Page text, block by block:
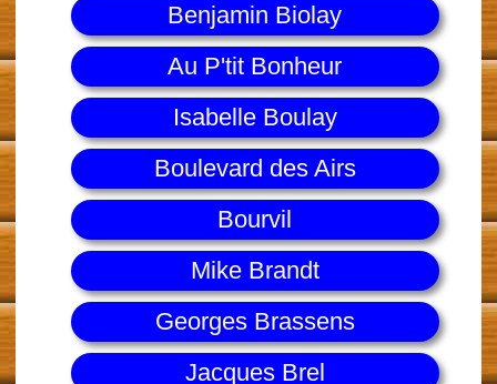
Benjamin Biolay
Au P'tit Bonheur
Isabelle Boulay
Boulevard des Airs
Bourvil
Mike Brandt
Georges Brassens
Jacques Brel